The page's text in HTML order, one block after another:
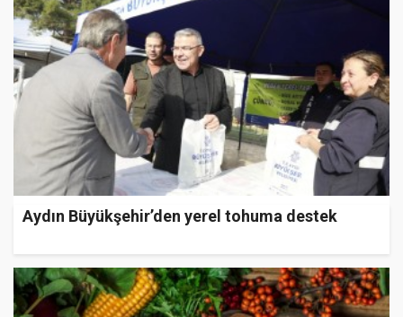
Aydın Büyükşehir’den yerel tohuma destek